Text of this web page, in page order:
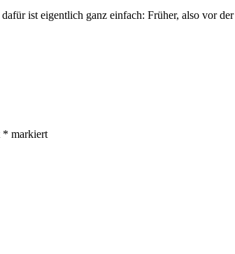
ist eigentlich ganz einfach: Früher, also vor
* markiert